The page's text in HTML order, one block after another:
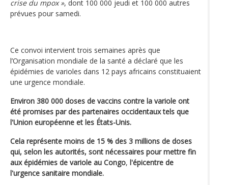
crise du mpox », dont 100 000 jeudi et 100 000 autres
prévues pour samedi.
Ce convoi intervient trois semaines après que
l’Organisation mondiale de la santé a déclaré que les
épidémies de varioles dans 12 pays africains constituaient
une urgence mondiale.
Environ 380 000 doses de vaccins contre la variole ont
été promises par des partenaires occidentaux tels que
l'Union européenne et les États-Unis.
Cela représente moins de 15 % des 3 millions de doses
qui, selon les autorités, sont nécessaires pour mettre fin
aux épidémies de variole au Congo, l'épicentre de
l'urgence sanitaire mondiale.